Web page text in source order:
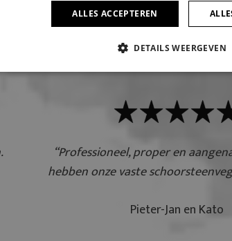
onze
“Professioneel, proper en
hebben onze vaste
Pieter-Jan en Kato
ALLES ACCEPTEREN
DETAILS WEERGEVEN